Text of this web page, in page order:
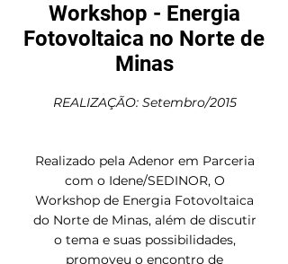
Workshop - Energia
Fotovoltaica no Norte de
Minas
REALIZAÇÃO: Setembro/2015
Realizado pela Adenor em Parceria
com o Idene/SEDINOR, O
Workshop de Energia Fotovoltaica
do Norte de Minas, além de discutir
o tema e suas possibilidades,
promoveu o encontro de